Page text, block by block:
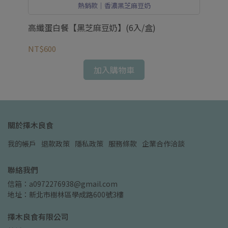
熱銷款｜香濃黑芝麻豆奶
高纖蛋白餐【黑芝麻豆奶】(6入/盒)
NT$600
加入購物車
關於擇木良食
我的帳戶 退款政策 隱私政策 服務條款 企業合作洽談
聯絡我們
信箱：a0972276938@gmail.com
地址：新北市樹林區學成路600號3樓
擇木良食有限公司